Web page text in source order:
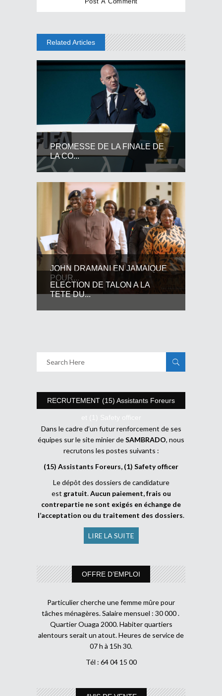
Related Articles
PROMESSE DE LA FINALE DE
LA CO...
JOHN DRAMANI EN JAMAIQUE
POUR...
ELECTION DE TALON A LA
TETE DU...
RECRUTEMENT (15) Assistants Foreurs
et (1) Safety officer
Dans le cadre d’un futur renforcement de ses
équipes sur le site minier deSAMBRADO, nous
recrutons les postes suivants :
(15) Assistants Foreurs, (1) Safety officer
Le dépôt des dossiers de candidature
est gratuit.Aucun paiement, frais ou
contrepartie ne sont exigés en échange de
l’acceptation ou du traitement des dossiers.
LIRE LA SUITE
OFFRE D’EMPLOI
Particulier cherche une femme mûre pour
tâches ménagères. Salaire mensuel : 30 000 .
Quartier Ouaga 2000. Habiter quartiers
alentours serait un atout. Heures de service de
07 h à 15h 30.
Tél : 64 04 15 00